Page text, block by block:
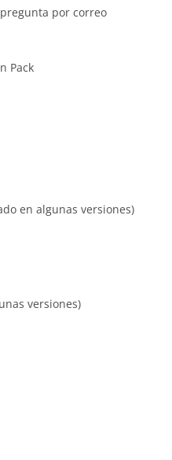
por correo
Pack
en algunas versiones)
versiones)